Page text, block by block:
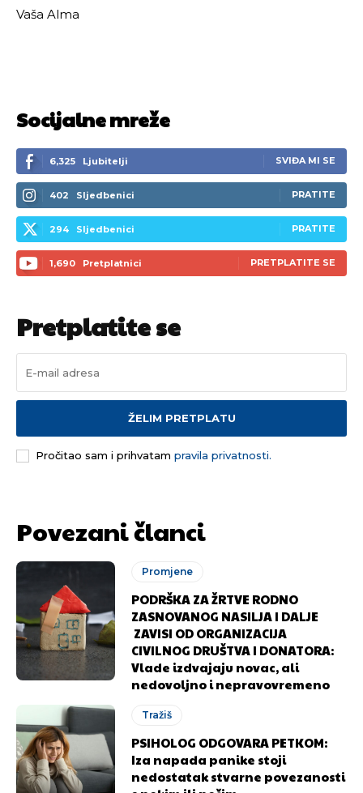
Vaša Alma
Socijalne mreže
6,325 Ljubitelji SVIĐA MI SE
402 Sljedbenici PRATITE
294 Sljedbenici PRATITE
1,690 Pretplatnici PRETPLATITE SE
Pretplatite se
ŽELIM PRETPLATU
Pročitao sam i prihvatam pravila privatnosti.
Povezani članci
Promjene
PODRŠKA ZA ŽRTVE RODNO
ZASNOVANOG NASILJA I DALJE
ZAVISI OD ORGANIZACIJA
CIVILNOG DRUŠTVA I DONATORA:
Vlade izdvajaju novac, ali
nedovoljno i nepravovremeno
Tražiš
PSIHOLOG ODGOVARA PETKOM:
Iza napada panike stoji
nedostatak stvarne povezanosti